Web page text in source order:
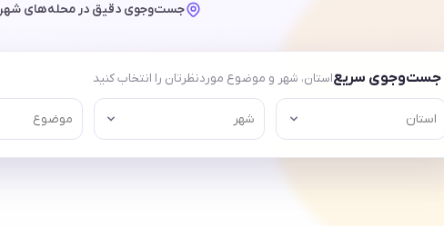
جست‌وجوی دقیق در محله‌های شهر
جست‌وجوی سریعاستان، شهر و موضوع موردنظرتان را انتخاب کنید
استان شهر موضوع